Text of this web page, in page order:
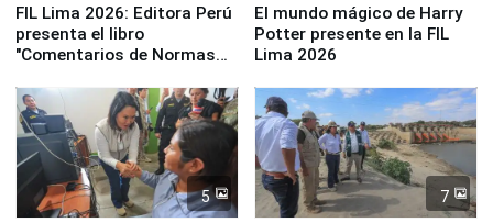
FIL Lima 2026: Editora Perú
presenta el libro
"Comentarios de Normas
Derecho Colectivo"
El mundo mágico de Harry
Potter presente en la FIL
Lima 2026
5 7